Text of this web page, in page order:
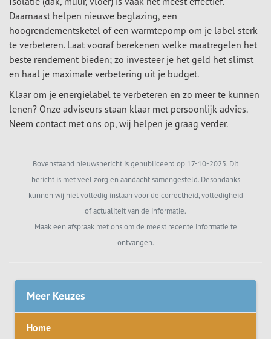
Daarnaast helpen nieuwe beglazing, een
hoogrendementsketel of een warmtepomp om je label sterk
te verbeteren. Laat vooraf berekenen welke maatregelen het
beste rendement bieden; zo investeer je het geld het slimst
en haal je maximale verbetering uit je budget.
Klaar om je energielabel te verbeteren en zo meer te kunnen
lenen? Onze adviseurs staan klaar met persoonlijk advies.
Neem contact met ons op, wij helpen je graag verder.
Bovenstaand nieuwsbericht is gepubliceerd op 17-10-2025. Dit
bericht is met veel zorg en aandacht samengesteld. Desondanks
kunnen wij niet volledig instaan voor de correctheid, volledigheid
of actualiteit van de informatie.
Maak een afspraak met ons om de meest recente informatie te
ontvangen.
Meer Keuzes
Home